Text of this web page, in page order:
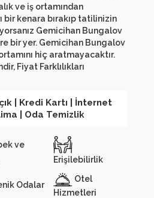
ve iş ortamından
bir kenara bırakıp tatilinizin
Gemicihan Bungalov
bir yer. Gemicihan Bungalov
hiç aratmayacaktır.
Fiyat Farklılıkları
| Kredi Kartı | İnternet
| Oda Temizlik
ve
Erişilebilirlik
Odalar
Otel
Hizmetleri